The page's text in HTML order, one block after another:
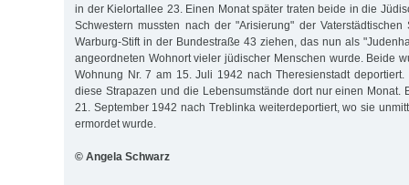
in der Kielortallee 23. Einen Monat später traten beide in die
Schwestern mussten nach der "Arisierung" der
Warburg-Stift in der Bundestraße 43 ziehen, das nun als
angeordneten Wohnort vieler jüdischer Menschen wurde. Beide
Wohnung Nr. 7 am 15. Juli 1942 nach Theresienstadt
diese Strapazen und die Lebensumstände dort nur einen Monat.
21. September 1942 nach Treblinka weiterdeportiert, wo sie
ermordet wurde.
© Angela Schwarz